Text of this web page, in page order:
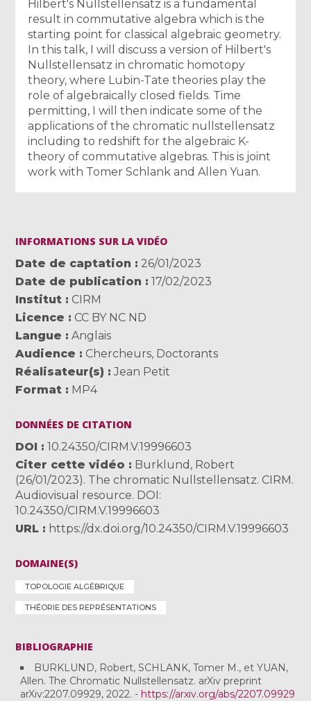
Hilbert's Nullstellensatz is a fundamental
result in commutative algebra which is the
starting point for classical algebraic geometry.
In this talk, I will discuss a version of Hilbert's
Nullstellensatz in chromatic homotopy
theory, where Lubin-Tate theories play the
role of algebraically closed fields. Time
permitting, I will then indicate some of the
applications of the chromatic nullstellensatz
including to redshift for the algebraic K-
theory of commutative algebras. This is joint
work with Tomer Schlank and Allen Yuan.
INFORMATIONS SUR LA VIDÉO
Date de captation
26/01/2023
Date de publication
17/02/2023
Institut
CIRM
Licence
CC BY NC ND
Langue
Anglais
Audience
Chercheurs, Doctorants
Réalisateur(s)
Jean Petit
Format
MP4
DONNÉES DE CITATION
DOI
10.24350/CIRM.V.19996603
Citer cette vidéo
Burklund, Robert
(26/01/2023). The chromatic Nullstellensatz. CIRM.
Audiovisual resource. DOI:
10.24350/CIRM.V.19996603
URL
https://dx.doi.org/10.24350/CIRM.V.19996603
DOMAINE(S)
TOPOLOGIE ALGÉBRIQUE
THÉORIE DES REPRÉSENTATIONS
BIBLIOGRAPHIE
BURKLUND, Robert, SCHLANK, Tomer M., et YUAN,
Allen. The Chromatic Nullstellensatz. arXiv preprint
arXiv:2207.09929, 2022. - https://arxiv.org/abs/2207.09929